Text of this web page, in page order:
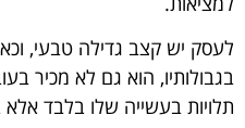
לעסק יש קצב גדילה טבעי,
בגבולותיו, הוא גם לא מכיר
תלויות בעשייה שלו בלבד